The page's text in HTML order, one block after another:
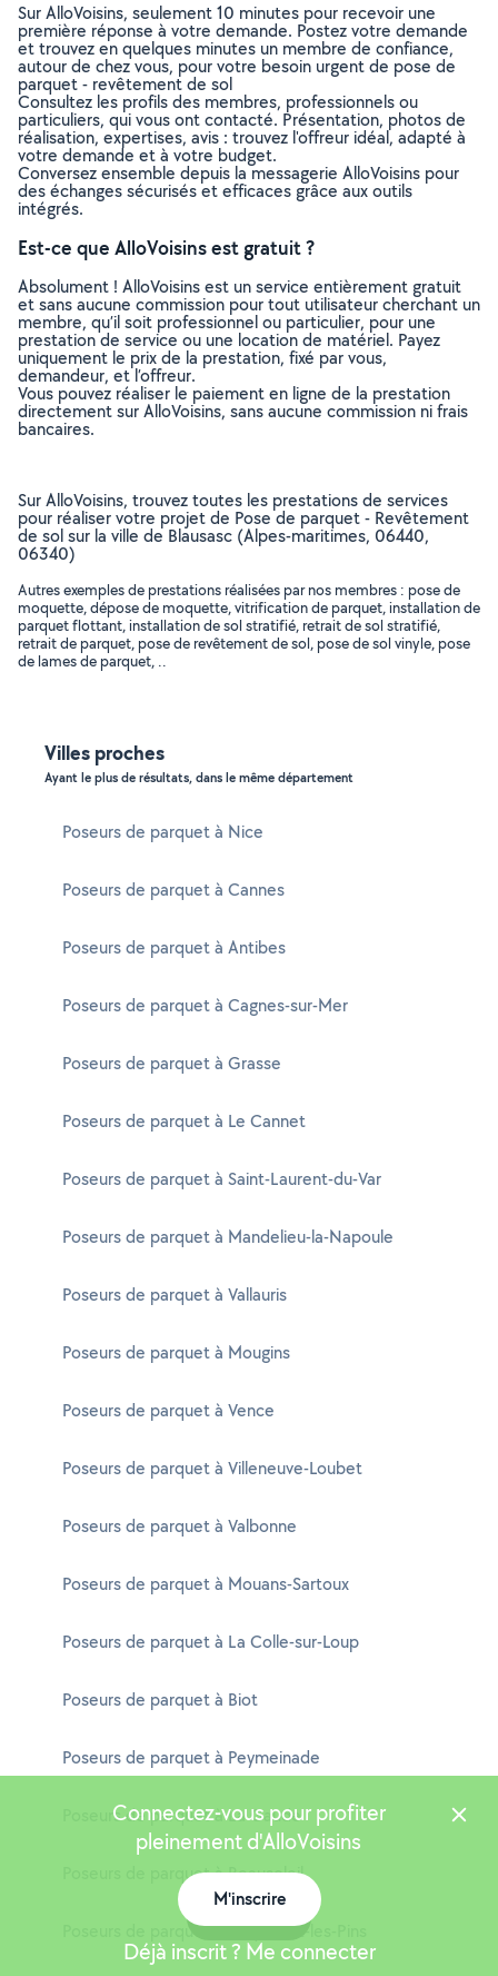
Sur AlloVoisins, seulement 10 minutes pour recevoir une
première réponse à votre demande. Postez votre demande
et trouvez en quelques minutes un membre de confiance,
autour de chez vous, pour votre besoin urgent de pose de
parquet - revêtement de sol
Consultez les profils des membres, professionnels ou
particuliers, qui vous ont contacté. Présentation, photos de
réalisation, expertises, avis : trouvez l'offreur idéal, adapté à
votre demande et à votre budget.
Conversez ensemble depuis la messagerie AlloVoisins pour
des échanges sécurisés et efficaces grâce aux outils
intégrés.
Est-ce que AlloVoisins est gratuit ?
Absolument ! AlloVoisins est un service entièrement gratuit
et sans aucune commission pour tout utilisateur cherchant un
membre, qu’il soit professionnel ou particulier, pour une
prestation de service ou une location de matériel. Payez
uniquement le prix de la prestation, fixé par vous,
demandeur, et l’offreur.
Vous pouvez réaliser le paiement en ligne de la prestation
directement sur AlloVoisins, sans aucune commission ni frais
bancaires.
Sur AlloVoisins, trouvez toutes les prestations de services
pour réaliser votre projet de Pose de parquet - Revêtement
de sol sur la ville de Blausasc (Alpes-maritimes, 06440,
06340)
Autres exemples de prestations réalisées par nos membres : pose de
moquette, dépose de moquette, vitrification de parquet, installation de
parquet flottant, installation de sol stratifié, retrait de sol stratifié,
retrait de parquet, pose de revêtement de sol, pose de sol vinyle, pose
de lames de parquet, ..
Villes proches
Ayant le plus de résultats, dans le même département
Poseurs de parquet à Nice
Poseurs de parquet à Cannes
Poseurs de parquet à Antibes
Poseurs de parquet à Cagnes-sur-Mer
Poseurs de parquet à Grasse
Poseurs de parquet à Le Cannet
Poseurs de parquet à Saint-Laurent-du-Var
Poseurs de parquet à Mandelieu-la-Napoule
Poseurs de parquet à Vallauris
Poseurs de parquet à Mougins
Poseurs de parquet à Vence
Poseurs de parquet à Villeneuve-Loubet
Poseurs de parquet à Valbonne
Poseurs de parquet à Mouans-Sartoux
Poseurs de parquet à La Colle-sur-Loup
Poseurs de parquet à Biot
Poseurs de parquet à Peymeinade
Poseurs de parquet à La Gaude
Poseurs de parquet à Beausoleil
Poseurs de parquet à Roquefort-les-Pins
Connectez-vous pour profiter
pleinement d'AlloVoisins
M'inscrire
Déjà inscrit ? Me connecter